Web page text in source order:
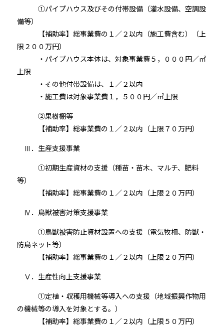
①パイプハウス及びその付帯設備（灌水設備、空調設
備等）
【補助率】総事業費の１／２以内（施工費含む）（上
限２００万円）
・パイプハウス本体は、対象事業費５，０００円／㎡
上限
・その他付帯設備は、１／２以内
・施工費は対象事業費１，５００円／㎡上限
②果樹棚等
【補助率】総事業費の１／２以内（上限７０万円）
Ⅲ．生産支援事業
①初期生産資材の支援（種苗・苗木、マルチ、肥料
等）
【補助率】総事業費の１／２以内（上限２０万円）
Ⅳ．鳥獣被害対策支援事業
①鳥獣被害防止資材設置への支援（電気牧柵、防獣・
防鳥ネット等）
【補助率】総事業費の１／２以内（上限２０万円）
Ⅴ．生産性向上支援事業
①定植・収穫用機械等導入への支援（地域振興作物用
の機械等の導入を対象とする。）
【補助率】総事業費の１／２以内（上限５０万円）